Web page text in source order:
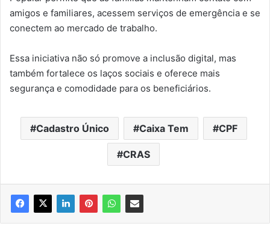
amigos e familiares, acessem serviços de emergência e se
conectem ao mercado de trabalho.
Essa iniciativa não só promove a inclusão digital, mas
também fortalece os laços sociais e oferece mais
segurança e comodidade para os beneficiários.
Cadastro Único Caixa Tem CPF
CRAS